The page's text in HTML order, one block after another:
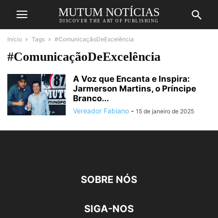
MUTUM NOTÍCIAS
DISCOVER THE ART OF PUBLISHING
Início Tags #ComunicaçãoDeExcelência
#ComunicaçãoDeExcelência
A Voz que Encanta e Inspira:
Jarmerson Martins, o Príncipe
Branco...
Vereador Fabiano - 15 de janeiro de 2025
SOBRE NÓS
SIGA-NOS